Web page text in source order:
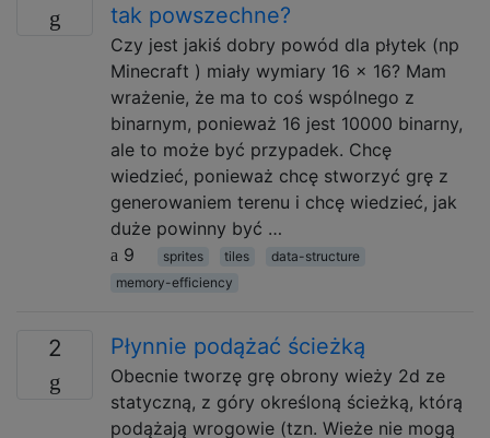
tak powszechne?
Czy jest jakiś dobry powód dla płytek (np
Minecraft ) miały wymiary 16 × 16? Mam
wrażenie, że ma to coś wspólnego z
binarnym, ponieważ 16 jest 10000 binarny,
ale to może być przypadek. Chcę
wiedzieć, ponieważ chcę stworzyć grę z
generowaniem terenu i chcę wiedzieć, jak
duże powinny być …
9
sprites tiles
data-structure
memory-efficiency
2 Płynnie podążać ścieżką
Obecnie tworzę grę obrony wieży 2d ze
statyczną, z góry określoną ścieżką, którą
podążają wrogowie (tzn. Wieże nie mogą